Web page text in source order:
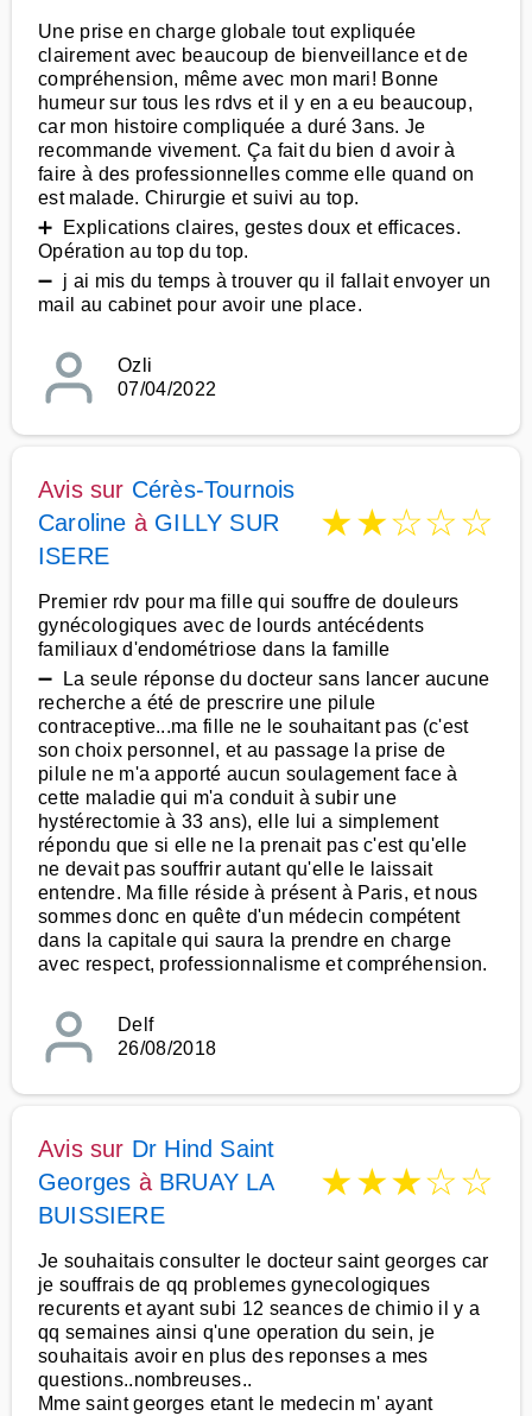
Une prise en charge globale tout expliquée
clairement avec beaucoup de bienveillance et de
compréhension, même avec mon mari! Bonne
humeur sur tous les rdvs et il y en a eu beaucoup,
car mon histoire compliquée a duré 3ans. Je
recommande vivement. Ça fait du bien d avoir à
faire à des professionnelles comme elle quand on
est malade. Chirurgie et suivi au top.
➕ Explications claires, gestes doux et efficaces.
Opération au top du top.
➖ j ai mis du temps à trouver qu il fallait envoyer un
mail au cabinet pour avoir une place.
Ozli
07/04/2022
Avis sur Cérès-Tournois
Caroline à GILLY SUR
ISERE
★★☆☆☆
Premier rdv pour ma fille qui souffre de douleurs
gynécologiques avec de lourds antécédents
familiaux d'endométriose dans la famille
➖ La seule réponse du docteur sans lancer aucune
recherche a été de prescrire une pilule
contraceptive...ma fille ne le souhaitant pas (c'est
son choix personnel, et au passage la prise de
pilule ne m'a apporté aucun soulagement face à
cette maladie qui m'a conduit à subir une
hystérectomie à 33 ans), elle lui a simplement
répondu que si elle ne la prenait pas c'est qu'elle
ne devait pas souffrir autant qu'elle le laissait
entendre. Ma fille réside à présent à Paris, et nous
sommes donc en quête d'un médecin compétent
dans la capitale qui saura la prendre en charge
avec respect, professionnalisme et compréhension.
Delf
26/08/2018
Avis sur Dr Hind Saint
Georges à BRUAY LA
BUISSIERE
★★★☆☆
Je souhaitais consulter le docteur saint georges car
je souffrais de qq problemes gynecologiques
recurents et ayant subi 12 seances de chimio il y a
qq semaines ainsi q'une operation du sein, je
souhaitais avoir en plus des reponses a mes
questions..nombreuses..
Mme saint georges etant le medecin m' ayant